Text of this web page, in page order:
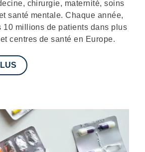
chirurgie, maternité, soins
santé mentale. Chaque année,
10 millions de patients dans plus
centres de santé en Europe.